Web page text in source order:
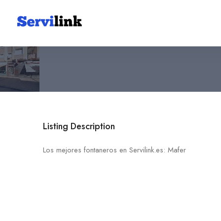
Mafer
Listing Description
Los mejores fontaneros en Servilink.es: Mafer